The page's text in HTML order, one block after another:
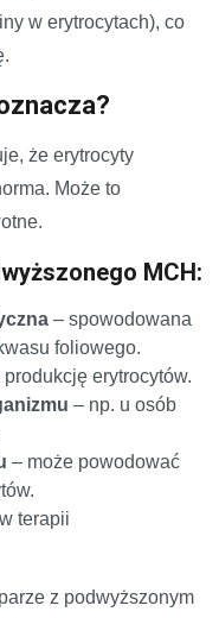
w erytrocytach), co
że erytrocyty
Może to
MCH:
– spowodowana
foliowego.
erytrocytów.
– np. u osób
– może powodować
terapii
z podwyższonym